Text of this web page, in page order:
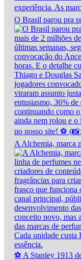
O Brasil parou pra
A Alchemia, marca
⚽ A Stanley 1913